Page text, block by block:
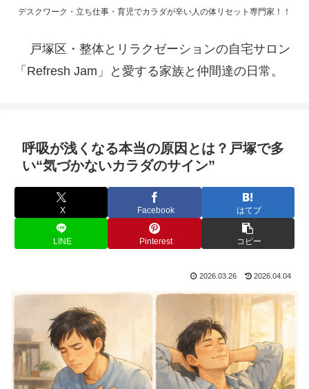
デスクワーク・立ち仕事・育児でカラダが辛い人の体リセット専門家！！
戸塚区・整体とリラクゼーションの自宅サロン
「Refresh Jam」と愛する家族と仲間達の日常。
呼吸が浅くなる本当の原因とは？戸塚で多
い“気づかないカラダのサイン”
X Facebook はてブ
LINE Pinterest コピー
2026.03.26 2026.04.04